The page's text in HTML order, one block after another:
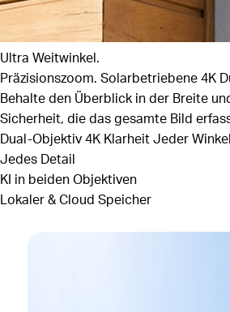
Ultra Weitwinkel.
Präzisionszoom. Solarbetriebene 4K
Behalte den Überblick in der Breite
Sicherheit, die das gesamte Bild
Dual‑Objektiv 4K KlarheitJeder Winkel
Jedes Detail
KI in beiden Objektiven
Lokaler & Cloud Speicher